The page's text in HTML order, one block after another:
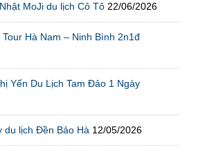
MoJi du lịch Cô Tô 22/06/2026
Hà Nam – Ninh Bình 2n1đ
Yến Du Lịch Tam Đảo 1 Ngày
du lịch Đền Bảo Hà 12/05/2026